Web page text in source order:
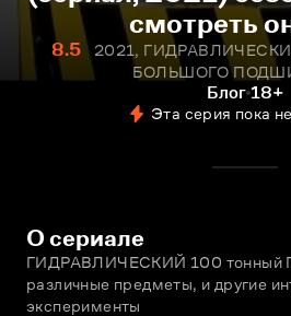
смотреть
8.5
2021,
БОЛЬШОГО
Блог 18+
Эта серия пока
О сериале
ГИДРАВЛИЧЕСКИЙ 100 тонный
различные предметы, и другие
эксперименты